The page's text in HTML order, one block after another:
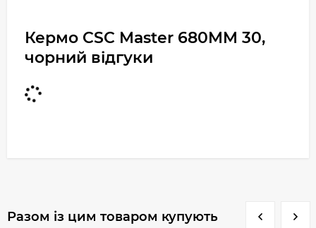
Кермо CSC Master 680MM 30,
чорний відгуки
Разом із цим товаром купують